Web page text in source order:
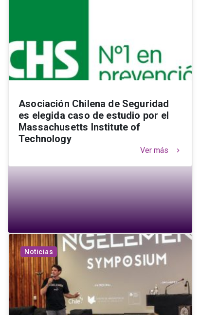
Asociación Chilena de Seguridad
es elegida caso de estudio por el
Massachusetts Institute of
Technology
Ver más keyboard_arrow_right
Noticias